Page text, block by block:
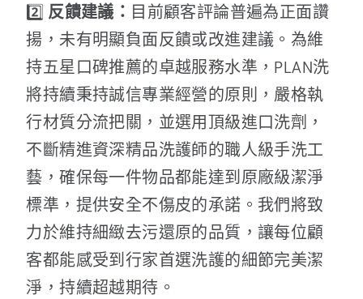
2️⃣ 反饋建議： 目前顧客評論普遍為正面讚
揚，未有明顯負面反饋或改進建議。為維
持五星口碑推薦的卓越服務水準，PLAN洗
將持續秉持誠信專業經營的原則，嚴格執
行材質分流把關，並選用頂級進口洗劑，
不斷精進資深精品洗護師的職人級手洗工
藝，確保每一件物品都能達到原廠級潔淨
標準，提供安全不傷皮的承諾。我們將致
力於維持細緻去污還原的品質，讓每位顧
客都能感受到行家首選洗護的細節完美潔
淨，持續超越期待。